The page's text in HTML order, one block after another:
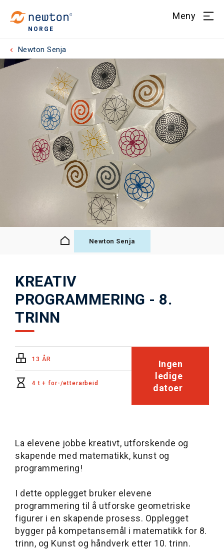
NORGE
Meny
Newton Senja
Newton Senja
KREATIV
PROGRAMMERING - 8.
TRINN
13 ÅR
4 t + for-/etterarbeid
Ingen
ledige
datoer
La elevene jobbe kreativt, utforskende og
skapende med matematikk, kunst og
programmering!
I dette opplegget bruker elevene
programmering til å utforske geometriske
figurer i en skapende prosess. Opplegget
bygger på kompetansemål i matematikk for 8.
trinn, og Kunst og håndverk etter 10. trinn.